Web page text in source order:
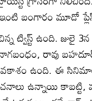
బంగారం మూడో
ట్విస్ట్ ఉంది. జులై
రావు
ఉంది. ఈ
ఉన్నాయి